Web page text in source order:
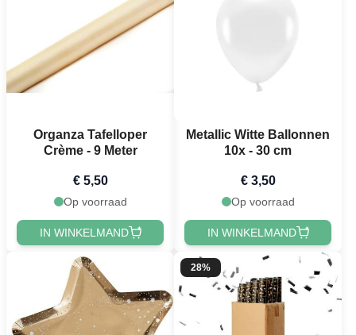
Organza Tafelloper
Crème - 9 Meter
€ 5,50
Op voorraad
IN WINKELMAND
Metallic Witte Ballonnen
10x - 30 cm
€ 3,50
Op voorraad
IN WINKELMAND
28%